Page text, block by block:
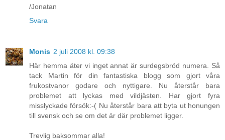
/Jonatan
Svara
Monis 2 juli 2008 kl. 09:38
Här hemma äter vi inget annat är surdegsbröd numera. Så
tack Martin för din fantastiska blogg som gjort våra
frukostvanor godare och nyttigare. Nu återstår bara
problemet att lyckas med vildjästen. Har gjort fyra
misslyckade försök:-( Nu återstår bara att byta ut honungen
till svensk och se om det är där problemet ligger.
Trevlig baksommar alla!